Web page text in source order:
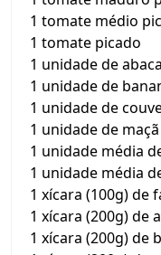
1 tomate médio
1 tomate picado
1 unidade de
1 unidade de
1 unidade de
1 unidade de
1 unidade média
1 unidade média
1 xícara (100g) de
1 xícara (200g) de
1 xícara (200g) de